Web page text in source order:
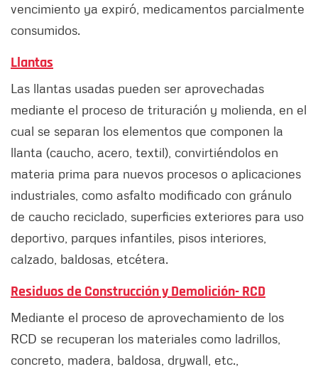
vencimiento ya expiró, medicamentos parcialmente
consumidos.
Llantas
Las llantas usadas pueden ser aprovechadas
mediante el proceso de trituración y molienda, en el
cual se separan los elementos que componen la
llanta (caucho, acero, textil), convirtiéndolos en
materia prima para nuevos procesos o aplicaciones
industriales, como asfalto modificado con gránulo
de caucho reciclado, superficies exteriores para uso
deportivo, parques infantiles, pisos interiores,
calzado, baldosas, etcétera.
Residuos de Construcción y Demolición- RCD
Mediante el proceso de aprovechamiento de los
RCD se recuperan los materiales como ladrillos,
concreto, madera, baldosa, drywall, etc.,